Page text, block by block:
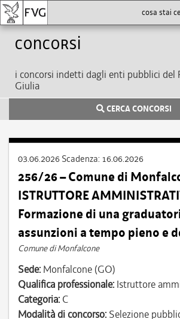
Concorsi
i concorsi indetti dagli enti pubblici del
Giulia
CERCA CONCORSI
03.06.2026 Scadenza: 16.06.2026
256/26 – Comune di
ISTRUTTORE
Formazione di una
assunzioni a tempo pieno e
Comune di Monfalcone
Sede: Monfalcone (GO)
Qualifica professionale: Istruttore
Categoria: C
Modalità di concorso: Selezione